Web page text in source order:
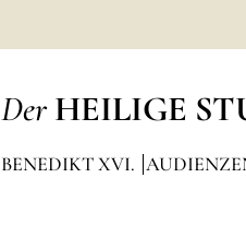
Der HEILIGE
BENEDIKT XVI.